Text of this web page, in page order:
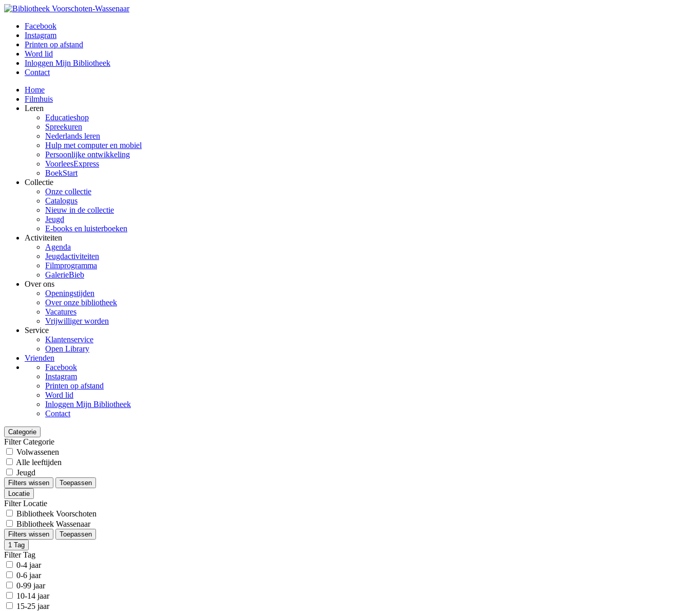
Facebook
Instagram
Printen op afstand
Word lid
Inloggen Mijn Bibliotheek
Contact
Home
Filmhuis
Leren
Educatieshop
Spreekuren
Nederlands leren
Hulp met computer en mobiel
Persoonlijke ontwikkeling
VoorleesExpress
BoekStart
Collectie
Onze collectie
Catalogus
Nieuw in de collectie
Jeugd
E-books en luisterboeken
Activiteiten
Agenda
Jeugdactiviteiten
Filmprogramma
GalerieBieb
Over ons
Openingstijden
Over onze bibliotheek
Vacatures
Vrijwilliger worden
Service
Klantenservice
Open Library
Vrienden
Facebook
Instagram
Printen op afstand
Word lid
Inloggen Mijn Bibliotheek
Contact
Categorie
Filter Categorie
Volwassenen
Alle leeftijden
Jeugd
Filters wissen
Toepassen
Locatie
Filter Locatie
Bibliotheek Voorschoten
Bibliotheek Wassenaar
Filters wissen
Toepassen
1 Tag
Filter Tag
0-4 jaar
0-6 jaar
0-99 jaar
10-14 jaar
15-25 jaar